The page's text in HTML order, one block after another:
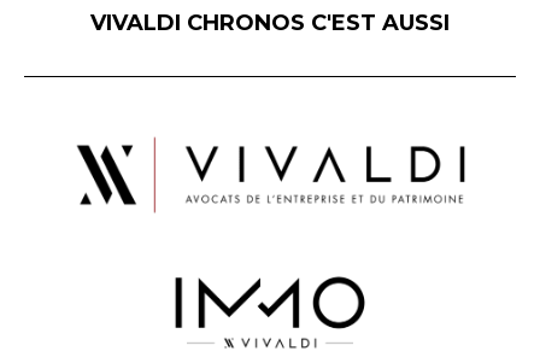
VIVALDI CHRONOS C'EST AUSSI